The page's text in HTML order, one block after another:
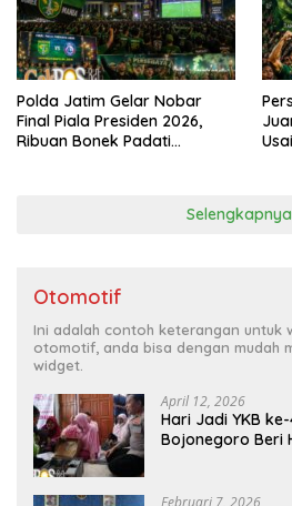
Polda Jatim Gelar Nobar
Final Piala Presiden 2026,
Ribuan Bonek Padati
Selengkapnya
Otomotif
Ini adalah contoh keterangan untuk
otomotif, anda bisa dengan mudah
widget.
April 12, 2026
Hari Jadi YKB
Bojonegoro Beri
Februari 7, 2026